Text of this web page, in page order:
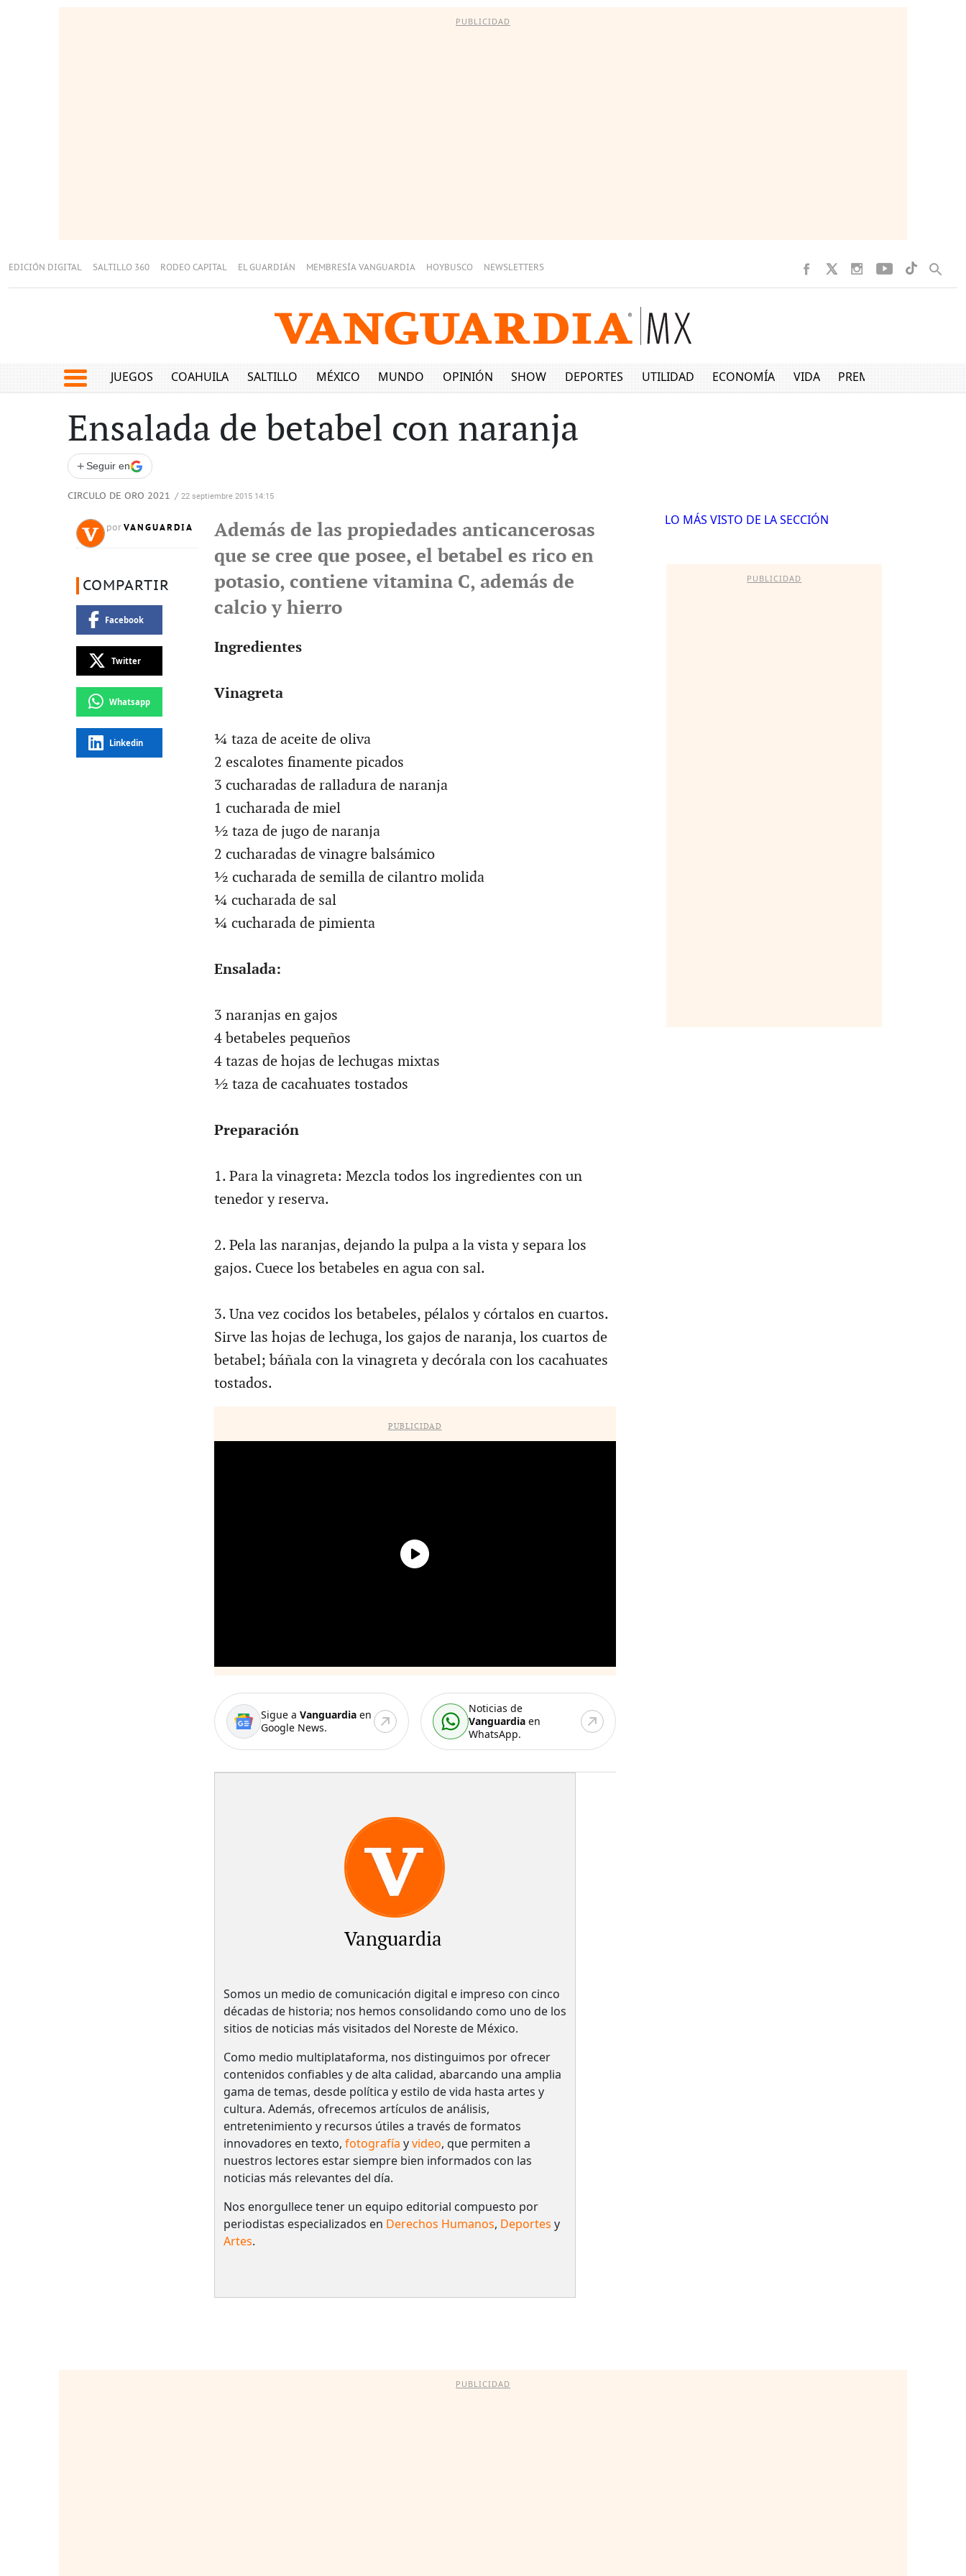
PUBLICIDAD
EDICIÓN DIGITAL SALTILLO 360 RODEO CAPITAL EL GUARDIÁN MEMBRESÍA VANGUARDIA HOYBUSCO NEWSLETTERS
JUEGOS COAHUILA SALTILLO MÉXICO MUNDO OPINIÓN SHOW DEPORTES UTILIDAD ECONOMÍA VIDA PREMIUM
Ensalada de betabel con naranja
+ Seguir en
CIRCULO DE ORO 2021 / 22 septiembre 2015 14:15
por VANGUARDIA
COMPARTIR
Facebook
Twitter
Whatsapp
Linkedin
Además de las propiedades anticancerosas
que se cree que posee, el betabel es rico en
potasio, contiene vitamina C, además de
calcio y hierro
Ingredientes
Vinagreta
¼ taza de aceite de oliva
2 escalotes finamente picados
3 cucharadas de ralladura de naranja
1 cucharada de miel
½ taza de jugo de naranja
2 cucharadas de vinagre balsámico
½ cucharada de semilla de cilantro molida
¼ cucharada de sal
¼ cucharada de pimienta
Ensalada:
3 naranjas en gajos
4 betabeles pequeños
4 tazas de hojas de lechugas mixtas
½ taza de cacahuates tostados
Preparación
1. Para la vinagreta: Mezcla todos los ingredientes con un
tenedor y reserva.
2. Pela las naranjas, dejando la pulpa a la vista y separa los
gajos. Cuece los betabeles en agua con sal.
3. Una vez cocidos los betabeles, pélalos y córtalos en cuartos.
Sirve las hojas de lechuga, los gajos de naranja, los cuartos de
betabel; báñala con la vinagreta y decórala con los cacahuates
tostados.
PUBLICIDAD
Sigue a Vanguardiaen
Google News.
Noticias de
Vanguardia en
WhatsApp.
Vanguardia
Somos un medio de comunicación digital e impreso con cinco
décadas de historia; nos hemos consolidando como uno de los
sitios de noticias más visitados del Noreste de México.
Como medio multiplataforma, nos distinguimos por ofrecer
contenidos confiables y de alta calidad, abarcando una amplia
gama de temas, desde política y estilo de vida hasta artes y
cultura. Además, ofrecemos artículos de análisis,
entretenimiento y recursos útiles a través de formatos
innovadores en texto, fotografía yvideo, que permiten a
nuestros lectores estar siempre bien informados con las
noticias más relevantes del día.
Nos enorgullece tener un equipo editorial compuesto por
periodistas especializados en Derechos Humanos, Deportes y
Artes.
LO MÁS VISTO DE LA SECCIÓN
PUBLICIDAD
PUBLICIDAD